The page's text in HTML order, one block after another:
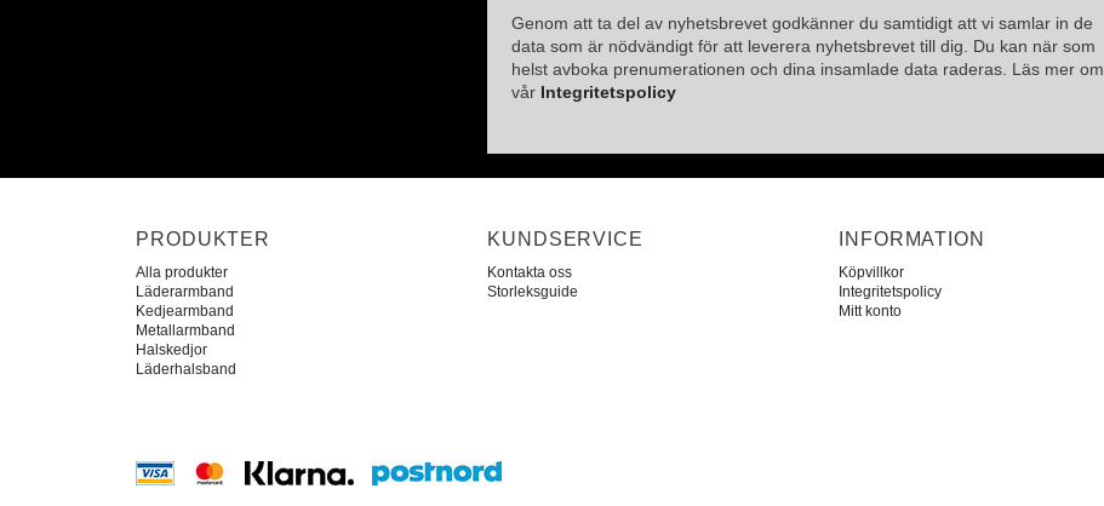
Genom att ta del av nyhetsbrevet godkänner du samtidigt att vi samlar in de
data som är nödvändigt för att leverera nyhetsbrevet till dig. Du kan när som
helst avboka prenumerationen och dina insamlade data raderas. Läs mer om
vår Integritetspolicy
PRODUKTER
Alla produkter
Läderarmband
Kedjearmband
Metallarmband
Halskedjor
Läderhalsband
KUNDSERVICE
Kontakta oss
Storleksguide
INFORMATION
Köpvillkor
Integritetspolicy
Mitt konto